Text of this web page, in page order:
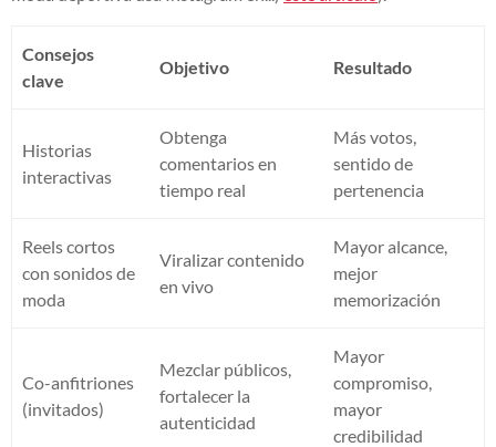
Consejos
clave
Objetivo Resultado
Historias
interactivas
Obtenga
comentarios en
tiempo real
Más votos,
sentido de
pertenencia
Reels cortos
con sonidos de
moda
Viralizar contenido
en vivo
Mayor alcance,
mejor
memorización
Co-anfitriones
(invitados)
Mezclar públicos,
fortalecer la
autenticidad
Mayor
compromiso,
mayor
credibilidad